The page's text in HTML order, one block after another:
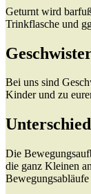
Geturnt wird
Trinkflasche und
Bei uns sind
Kinder und zu
Die
die ganz Kleinen